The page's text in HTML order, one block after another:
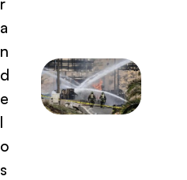
r
a
n
d
e
l
o
s